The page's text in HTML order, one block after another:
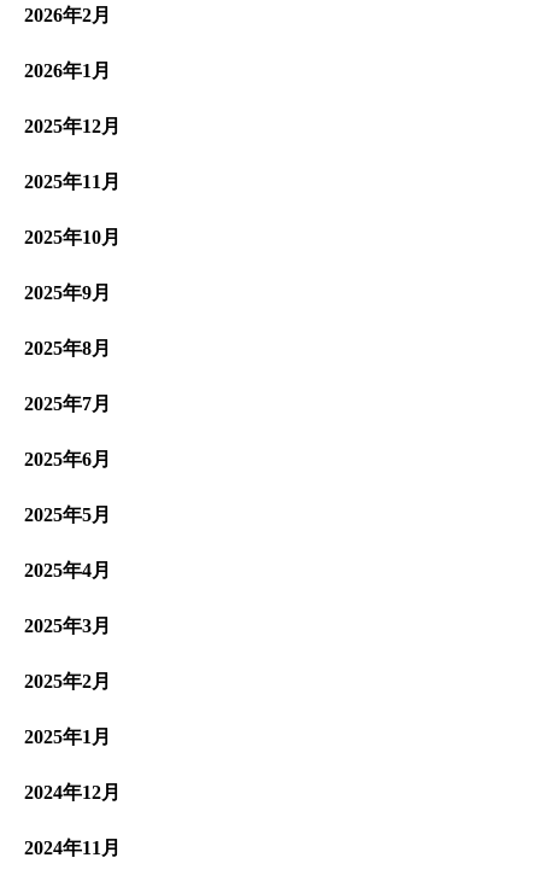
2026年2月
2026年1月
2025年12月
2025年11月
2025年10月
2025年9月
2025年8月
2025年7月
2025年6月
2025年5月
2025年4月
2025年3月
2025年2月
2025年1月
2024年12月
2024年11月